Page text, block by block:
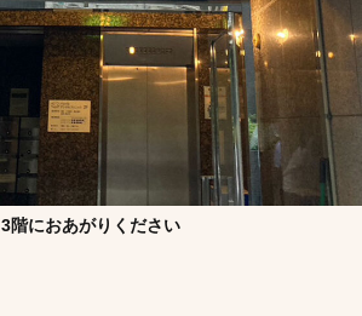
3階におあがりください